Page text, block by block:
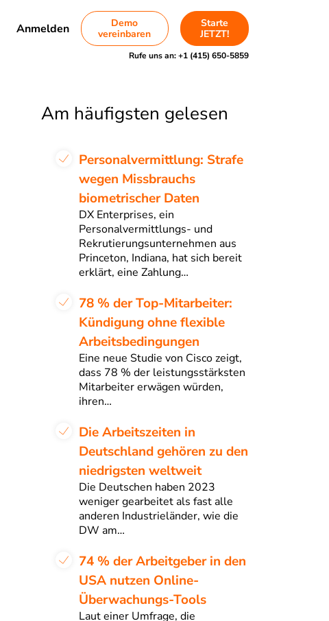
Anmelden
Demo
vereinbaren
Starte
JETZT!
Rufe uns an:+1 (415) 650-5859
Am häufigsten gelesen
Personalvermittlung: Strafe
wegen Missbrauchs
biometrischer Daten
DX Enterprises, ein
Personalvermittlungs- und
Rekrutierungsunternehmen aus
Princeton, Indiana, hat sich bereit
erklärt, eine Zahlung…
78 % der Top-Mitarbeiter:
Kündigung ohne flexible
Arbeitsbedingungen
Eine neue Studie von Cisco zeigt,
dass 78 % der leistungsstärksten
Mitarbeiter erwägen würden,
ihren…
Die Arbeitszeiten in
Deutschland gehören zu den
niedrigsten weltweit
Die Deutschen haben 2023
weniger gearbeitet als fast alle
anderen Industrieländer, wie die
DW am…
74 % der Arbeitgeber in den
USA nutzen Online-
Überwachungs-Tools
Laut einer Umfrage, die